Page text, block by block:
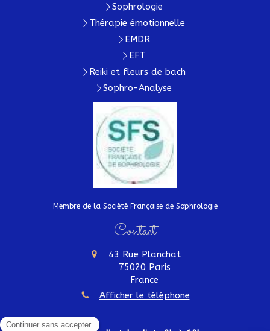
Sophrologie
Thérapie émotionnelle
EMDR
EFT
Reiki et fleurs de bach
Sophro-Analyse
Membre de la Société Française de Sophrologie
Contact
43 Rue Planchat
75020 Paris
France
Afficher le téléphone